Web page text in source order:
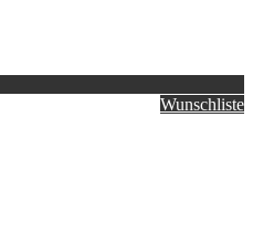
Wunschliste